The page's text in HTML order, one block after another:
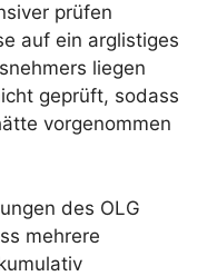
prüfen
auf ein arglistiges
liegen
geprüft, sodass
vorgenommen
des OLG
mehrere